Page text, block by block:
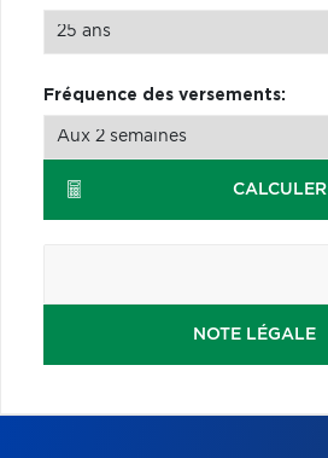
Fréquence des versements:
CALCULER
NOTE LÉGALE